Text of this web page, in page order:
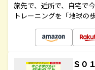
旅先で、近所で、自宅で
トレーニングを「地球の
Ｓ０